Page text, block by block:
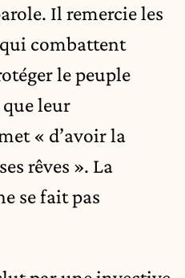
Il remercie les
combattent
le peuple
leur
« d’avoir la
rêves ». La
se fait pas